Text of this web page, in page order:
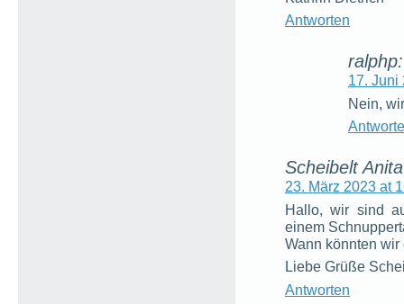
Antworten
ralphp:
17. Juni
Nein,
Scheibelt
23. März 2023 at
Hallo, wir sind
einem
Wann könnten
Liebe Grüße
Antworten